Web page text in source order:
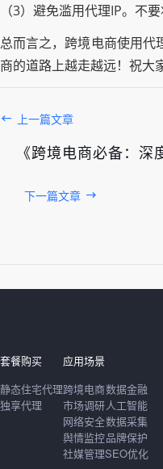
（3）避免滥用代理IP。不
总而言之，跨境电商使用代
商的道路上越走越远！祝大
上一篇文章
《跨境电商必备：
下一篇文章
套餐购买
静态住宅代理
独享代理
应用场景
跨境电商
市场调研
网络安全
舆情监控
社媒管理
数据金融
人工智能
数据采集
品牌保护
SEO优化